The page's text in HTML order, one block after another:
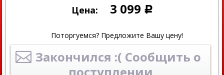
Цена: 3 099 Р
Поторгуемся? Предложите Вашу цену!
Закончился :( Сообщить о